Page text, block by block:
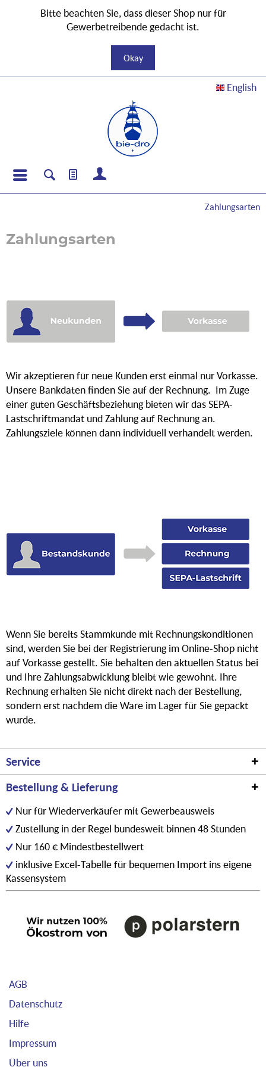
English
Zahlungsarten
Zahlungsarten
Wir akzeptieren für neue Kunden erst einmal nur Vorkasse.
Unsere Bankdaten finden Sie auf der Rechnung. Im Zuge
einer guten Geschäftsbeziehung bieten wir das SEPA-
Lastschriftmandat und Zahlung auf Rechnung an.
Zahlungsziele können dann individuell verhandelt werden.
Wenn Sie bereits Stammkunde mit Rechnungskonditionen
sind, werden Sie bei der Registrierung im Online-Shop nicht
auf Vorkasse gestellt. Sie behalten den aktuellen Status bei
und Ihre Zahlungsabwicklung bleibt wie gewohnt. Ihre
Rechnung erhalten Sie nicht direkt nach der Bestellung,
sondern erst nachdem die Ware im Lager für Sie gepackt
wurde.
Service
Bestellung & Lieferung
Nur für Wiederverkäufer mit Gewerbeausweis
Zustellung in der Regel bundesweit binnen 48 Stunden
Nur 160 € Mindestbestellwert
inklusive Excel-Tabelle für bequemen Import ins eigene
Kassensystem
AGB
Datenschutz
Hilfe
Impressum
Über uns
Bitte beachten Sie, dass dieser Shop nur für
Gewerbetreibende gedacht ist.
Okay